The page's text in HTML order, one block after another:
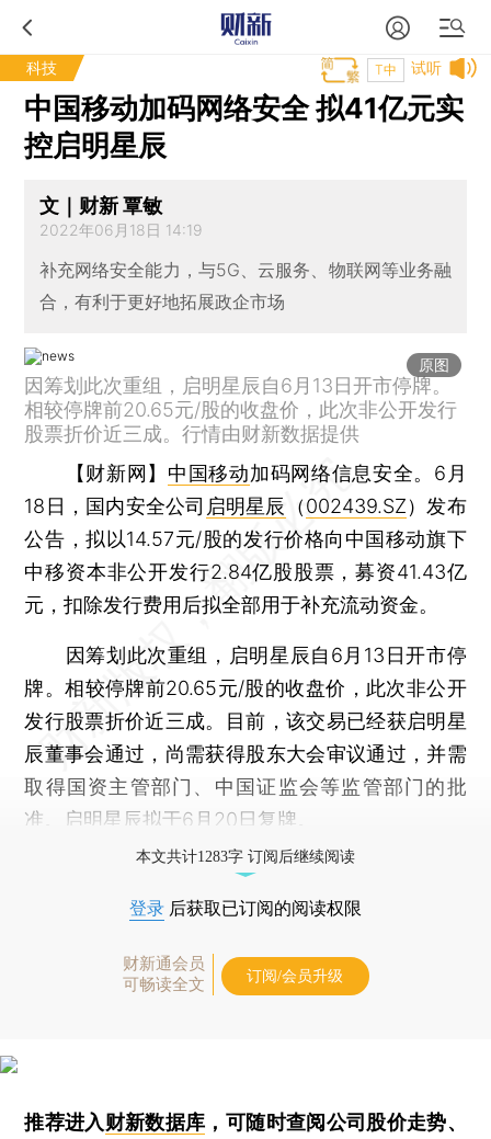
科技 试听
T中
中国移动加码网络安全 拟41亿元实
控启明星辰
文｜财新 覃敏
2022年06月18日 14:19
补充网络安全能力，与5G、云服务、物联网等业务融
合，有利于更好地拓展政企市场
原图
因筹划此次重组，启明星辰自6月13日开市停牌。
相较停牌前20.65元/股的收盘价，此次非公开发行
股票折价近三成。行情由财新数据提供
【财新网】 中国移动加码网络信息安全。6月
18日，国内安全公司 启明星辰 （002439.SZ）发布
公告，拟以14.57元/股的发行价格向中国移动旗下
中移资本非公开发行2.84亿股股票，募资41.43亿
元，扣除发行费用后拟全部用于补充流动资金。
因筹划此次重组，启明星辰自6月13日开市停
牌。相较停牌前20.65元/股的收盘价，此次非公开
发行股票折价近三成。目前，该交易已经获启明星
辰董事会通过，尚需获得股东大会审议通过，并需
取得国资主管部门、中国证监会等监管部门的批
准。启明星辰拟于6月20日复牌。
本文共计1283字 订阅后继续阅读
登录 后获取已订阅的阅读权限
财新通会员
可畅读全文
订阅/会员升级
推荐进入财新数据库 ，可随时查阅公司股价走势、